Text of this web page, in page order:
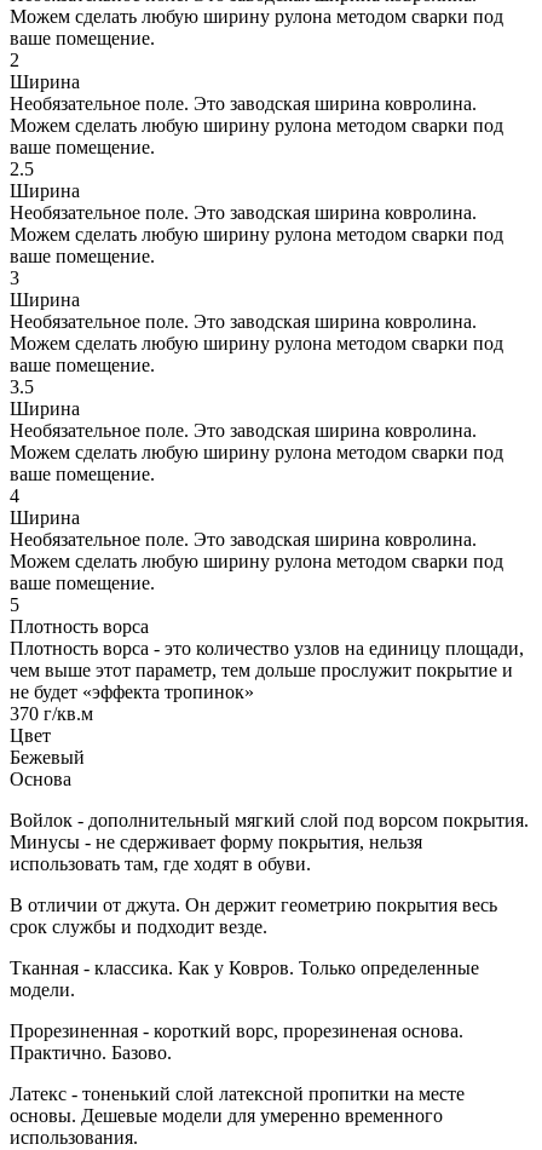
Можем сделать любую ширину рулона методом сварки под
ваше помещение.
2
Ширина
Необязательное поле. Это заводская ширина ковролина.
Можем сделать любую ширину рулона методом сварки под
ваше помещение.
2.5
Ширина
Необязательное поле. Это заводская ширина ковролина.
Можем сделать любую ширину рулона методом сварки под
ваше помещение.
3
Ширина
Необязательное поле. Это заводская ширина ковролина.
Можем сделать любую ширину рулона методом сварки под
ваше помещение.
3.5
Ширина
Необязательное поле. Это заводская ширина ковролина.
Можем сделать любую ширину рулона методом сварки под
ваше помещение.
4
Ширина
Необязательное поле. Это заводская ширина ковролина.
Можем сделать любую ширину рулона методом сварки под
ваше помещение.
5
Плотность ворса
Плотность ворса - это количество узлов на единицу площади,
чем выше этот параметр, тем дольше прослужит покрытие и
не будет «эффекта тропинок»
370 г/кв.м
Цвет
Бежевый
Основа
Войлок - дополнительный мягкий слой под ворсом покрытия.
Минусы - не сдерживает форму покрытия, нельзя
использовать там, где ходят в обуви.
В отличии от джута. Он держит геометрию покрытия весь
срок службы и подходит везде.
Тканная - классика. Как у Ковров. Только определенные
модели.
Прорезиненная - короткий ворс, прорезиненая основа.
Практично. Базово.
Латекс - тоненький слой латексной пропитки на месте
основы. Дешевые модели для умеренно временного
использования.